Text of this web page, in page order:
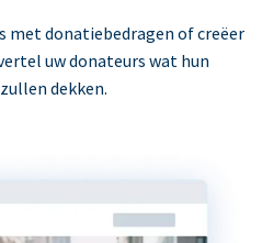
met donatiebedragen of creëer
uw donateurs wat hun
dekken.